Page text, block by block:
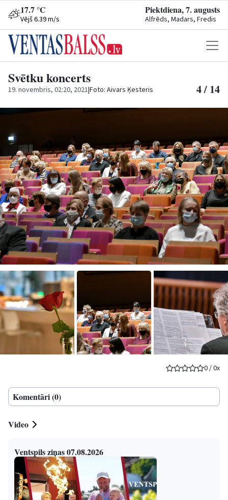
17.7 °C
Vējš 6.39 m/s
Piektdiena, 7. augusts
Alfrēds, Madars, Fredis
Svētku koncerts
19. novembris, 02:20, 2021|Foto: Aivars Ķesteris 4 / 14
0/0x
Komentāri (0)
Video
Ventspils ziņas 07.08.2026